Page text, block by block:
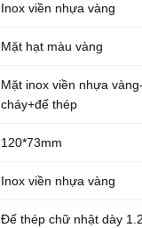
Inox viền nhựa vàng
Mặt hạt màu vàng
Mặt inox viền nhựa
cháy+đế thép
120*73mm
Inox viền nhựa vàng
Đế thép chữ nhật dày